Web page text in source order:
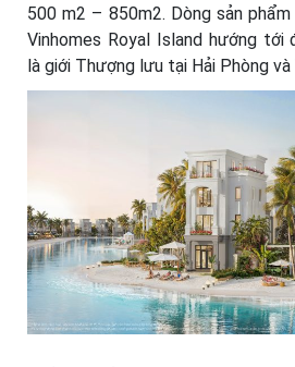
500 m2 – 850m2. Dòng sản
Vinhomes Royal Island hướng tới
là giới Thượng lưu tại Hải Phòng